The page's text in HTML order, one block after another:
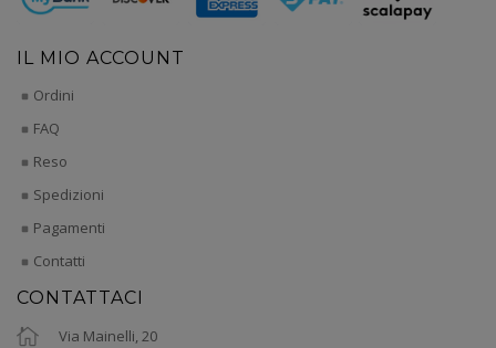
IL MIO ACCOUNT
Ordini
FAQ
Reso
Spedizioni
Pagamenti
Contatti
CONTATTACI
Via Mainelli, 20